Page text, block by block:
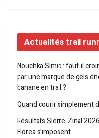
Actualités trail
Nouchka Simic : faut-il
par une marque de gels
banane en trail ?
Quand courir simplement
Résultats Sierre-Zinal
Florea s’imposent